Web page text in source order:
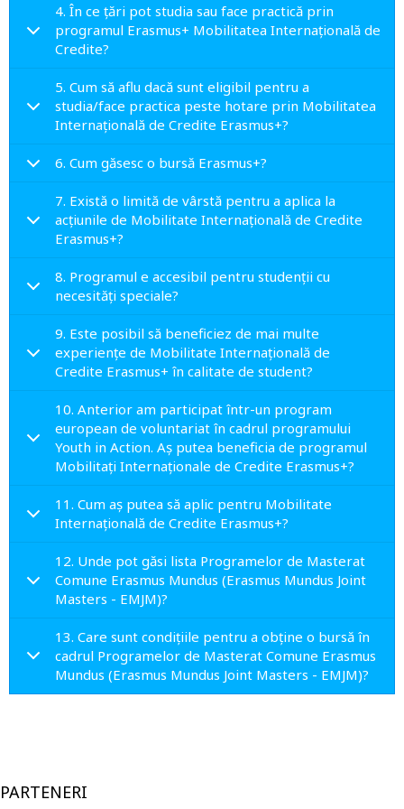
4. În ce țări pot studia sau face practică prin
programul Erasmus+ Mobilitatea Internațională de
Credite?
5. Cum să aflu dacă sunt eligibil pentru a
studia/face practica peste hotare prin Mobilitatea
Internațională de Credite Erasmus+?
6. Cum găsesc o bursă Erasmus+?
7. Există o limită de vârstă pentru a aplica la
acțiunile de Mobilitate Internațională de Credite
Erasmus+?
8. Programul e accesibil pentru studenții cu
necesități speciale?
9. Este posibil să beneficiez de mai multe
experiențe de Mobilitate Internațională de
Credite Erasmus+ în calitate de student?
10. Anterior am participat într-un program
european de voluntariat în cadrul programului
Youth in Action. Aș putea beneficia de programul
Mobilitați Internaționale de Credite Erasmus+?
11. Cum aș putea să aplic pentru Mobilitate
Internațională de Credite Erasmus+?
12. Unde pot găsi lista Programelor de Masterat
Comune Erasmus Mundus (Erasmus Mundus Joint
Masters - EMJM)?
13. Care sunt condițiile pentru a obține o bursă în
cadrul Programelor de Masterat Comune Erasmus
Mundus (Erasmus Mundus Joint Masters - EMJM)?
PARTENERI